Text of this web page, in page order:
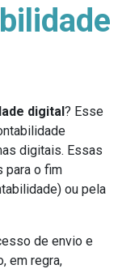
digital? Esse
digitais. Essas
para o fim
ou pela
de envio e
em regra,